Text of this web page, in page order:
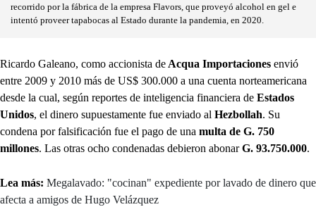
recorrido por la fábrica de la empresa Flavors, que proveyó alcohol en gel e
intentó proveer tapabocas al Estado durante la pandemia, en 2020.
Ricardo Galeano, como accionista de Acqua Importaciones envió
entre 2009 y 2010 más de US$ 300.000 a una cuenta norteamericana
desde la cual, según reportes de inteligencia financiera de Estados
Unidos, el dinero supuestamente fue enviado al Hezbollah. Su
condena por falsificación fue el pago de una multa de G. 750
millones. Las otras ocho condenadas debieron abonarG. 93.750.000.
Lea más: Megalavado: "cocinan" expediente por lavado de dinero que
afecta a amigos de Hugo Velázquez